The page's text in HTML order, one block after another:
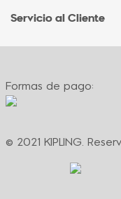
Sucursales
Contacto
Formas de pago
Servicio al Cliente
Contacto
Políticas de cambio
Términos y
Política de
Formas de pago:
© 2021 KIPLING.